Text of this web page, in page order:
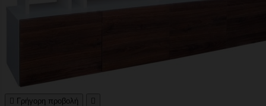
 Γρήγορη προβολή 